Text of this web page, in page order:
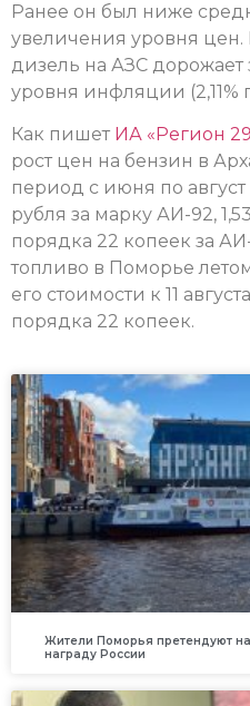
Ранее он был ниже
увеличения уровня цен.
дизель на АЗС
уровня инфляции (2,11%
Как пишет ИА «Регион
рост цен на бензин в
период с июня по август
рубля за марку АИ-92,
порядка 22 копеек за
топливо в Поморье
его стоимости к 11
порядка 22 копеек.
Жители Поморья претендуют
награду России